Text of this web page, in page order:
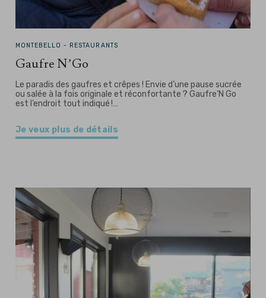
MONTEBELLO - RESTAURANTS
Gaufre N’Go
Le paradis des gaufres et crêpes ! Envie d’une pause sucrée
ou salée à la fois originale et réconfortante ? Gaufre’N Go
est l’endroit tout indiqué !…
Je veux plus de détails